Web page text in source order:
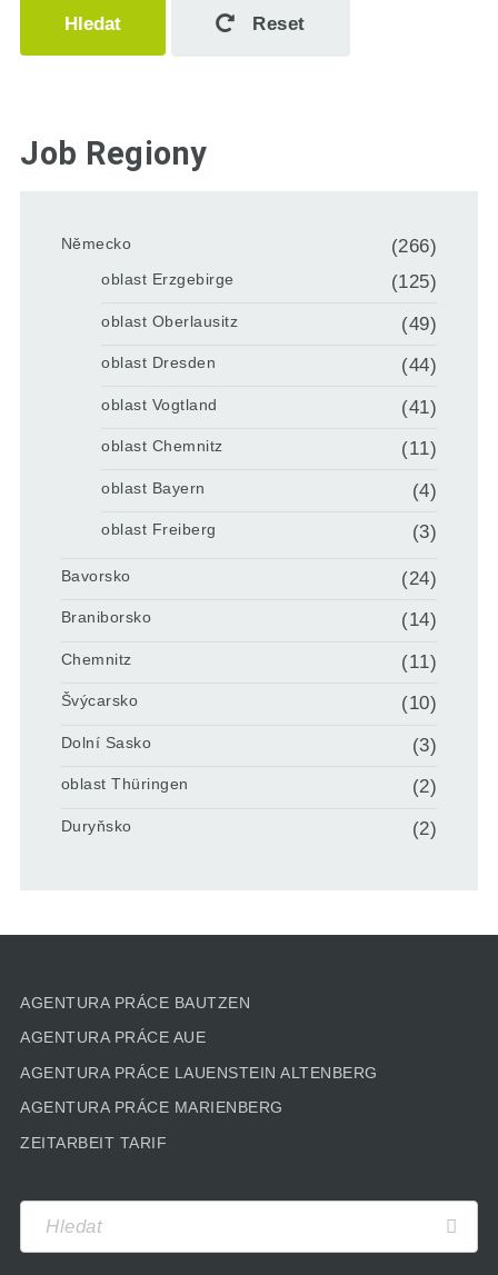
Hledat Reset
Job Regiony
Německo (266)
oblast Erzgebirge (125)
oblast Oberlausitz (49)
oblast Dresden (44)
oblast Vogtland (41)
oblast Chemnitz (11)
oblast Bayern (4)
oblast Freiberg (3)
Bavorsko (24)
Braniborsko (14)
Chemnitz (11)
Švýcarsko (10)
Dolní Sasko (3)
oblast Thüringen (2)
Duryňsko (2)
AGENTURA PRÁCE BAUTZEN
AGENTURA PRÁCE AUE
AGENTURA PRÁCE LAUENSTEIN ALTENBERG
AGENTURA PRÁCE MARIENBERG
ZEITARBEIT TARIF